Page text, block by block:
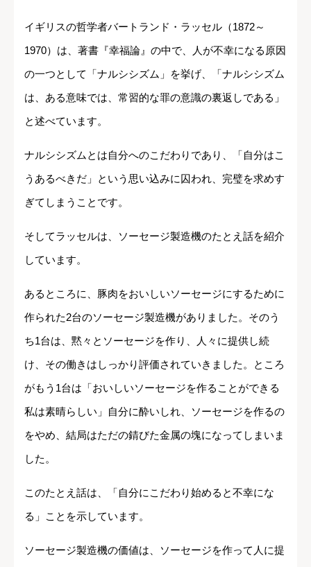
イギリスの哲学者バートランド・ラッセル（1872～
1970）は、著書『幸福論』の中で、人が不幸になる原因
の一つとして「ナルシシズム」を挙げ、「ナルシシズム
は、ある意味では、常習的な罪の意識の裏返しである」
と述べています。
ナルシシズムとは自分へのこだわりであり、「自分はこ
うあるべきだ」という思い込みに囚われ、完璧を求めす
ぎてしまうことです。
そしてラッセルは、ソーセージ製造機のたとえ話を紹介
しています。
あるところに、豚肉をおいしいソーセージにするために
作られた2台のソーセージ製造機がありました。そのう
ち1台は、黙々とソーセージを作り、人々に提供し続
け、その働きはしっかり評価されていきました。ところ
がもう1台は「おいしいソーセージを作ることができる
私は素晴らしい」自分に酔いしれ、ソーセージを作るの
をやめ、結局はただの錆びた金属の塊になってしまいま
した。
このたとえ話は、「自分にこだわり始めると不幸にな
る」ことを示しています。
ソーセージ製造機の価値は、ソーセージを作って人に提